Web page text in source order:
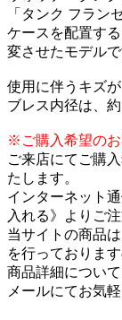
「タンク フラン
ケースを配置す
変させたモデルで
使用に伴うキズ
ブレス内径は、約
※ご購入希望の
ご来店にてご購
たします。
インターネット
入れる》よりご
当サイトの商品
を行っておりま
商品詳細につい
メールにてお気